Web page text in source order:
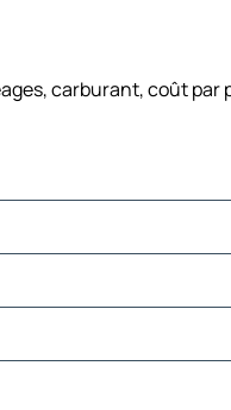
carburant, coût par